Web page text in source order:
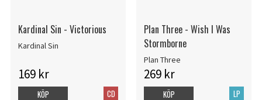
Kardinal Sin - Victorious
Kardinal Sin
169 kr
CD
KÖP
Plan Three - Wish I Was
Stormborne
Plan Three
269 kr
LP
KÖP